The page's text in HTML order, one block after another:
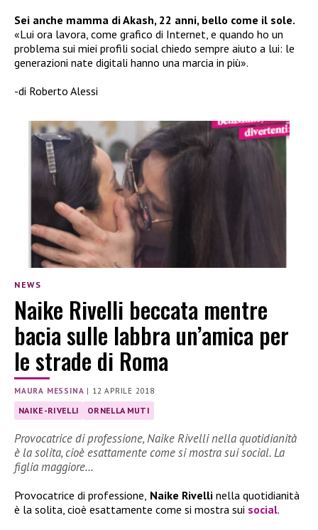
Sei anche mamma di Akash, 22 anni, bello come il sole.
«Lui ora lavora, come grafico di Internet, e quando ho un
problema sui miei profili social chiedo sempre aiuto a lui: le
generazioni nate digitali hanno una marcia in più».
-di Roberto Alessi
NEWS
Naike Rivelli beccata mentre
bacia sulle labbra un’amica per
le strade di Roma
MAURA MESSINA | 12 APRILE 2018
NAIKE-RIVELLI ORNELLA MUTI
Provocatrice di professione, Naike Rivelli nella quotidianità
è la solita, cioè esattamente come si mostra sui social. La
figlia maggiore…
Provocatrice di professione, Naike Rivelli nella quotidianità
è la solita, cioè esattamente come si mostra sui social.